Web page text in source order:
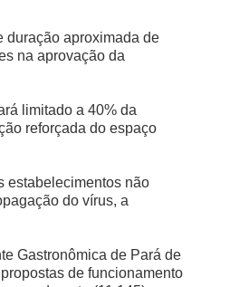
duração aproximada de
na aprovação da
limitado a 40% da
reforçada do espaço
estabelecimentos não
do vírus, a
Gastronômica de Pará de
de funcionamento